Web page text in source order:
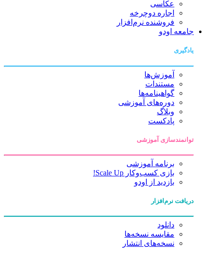
عکاسی
اجاره دوچرخه
فروشنده نرم‌افزار
جامعه اودو
یادگیری
آموزش‌ها
مستندات
گواهینامه‌ها
دوره‌های آموزشی
وبلاگ
پادکست
توانمندسازی آموزشی
برنامه آموزشی
بازی کسب‌وکار Scale Up!
بازدید از اودو
دریافت نرم‌افزار
دانلود
مقایسه نسخه‌ها
نسخه‌های انتشار